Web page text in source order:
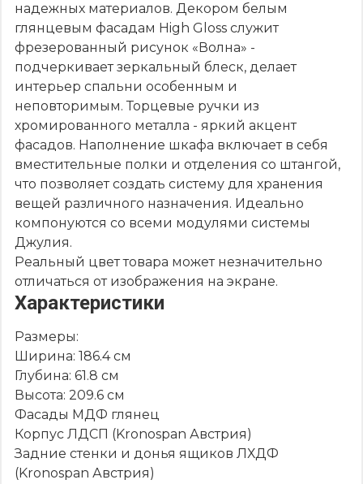
надежных материалов. Декором белым
глянцевым фасадам High Gloss служит
фрезерованный рисунок «Волна» -
подчеркивает зеркальный блеск, делает
интерьер спальни особенным и
неповторимым. Торцевые ручки из
хромированного металла - яркий акцент
фасадов. Наполнение шкафа включает в себя
вместительные полки и отделения со штангой,
что позволяет создать систему для хранения
вещей различного назначения. Идеально
компонуются со всеми модулями системы
Джулия.
Реальный цвет товара может незначительно
отличаться от изображения на экране.
Характеристики
Размеры:
Ширина: 186.4 см
Глубина: 61.8 см
Высота: 209.6 см
Фасады МДФ глянец
Корпус ЛДСП (Kronospan Австрия)
Задние стенки и донья ящиков ЛХДФ
(Kronospan Австрия)